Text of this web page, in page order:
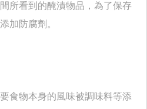
所看到的醃漬物品，為了保存
加防腐劑。
食物本身的風味被調味料等添